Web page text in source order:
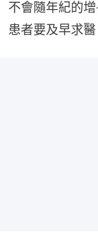
不會隨年紀的
患者要及早求